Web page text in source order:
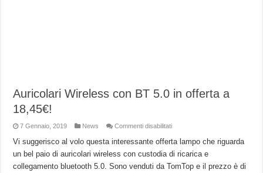
Auricolari Wireless con BT 5.0 in offerta a
18,45€!
7 Gennaio, 2019 News Commenti disabilitatisu
Wireless
con
BT
in
Vi suggerisco al volo questa interessante offerta lampo che riguarda
un bel paio di auricolari wireless con custodia di ricarica e
collegamento bluetooth 5.0. Sono venduti da TomTop e il prezzo è di